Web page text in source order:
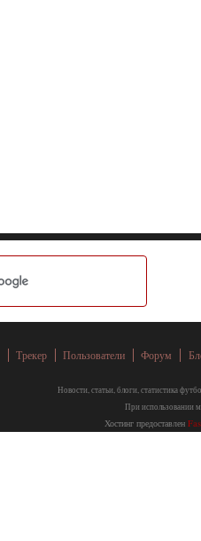
Трекер Пользователи Форум
Новости, статьи, блоги, статистика
При использовании
Хостинг предоставлен